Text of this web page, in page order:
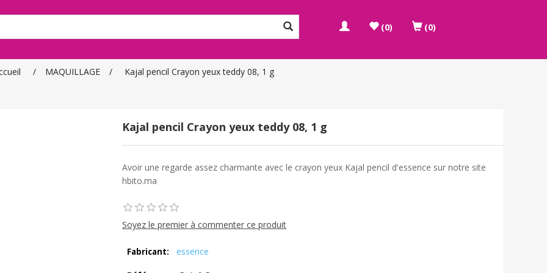
(0) (0)
/ MAQUILLAGE / Kajal pencil Crayon yeux teddy 08, 1 g
Kajal pencil Crayon yeux teddy 08, 1 g
Avoir une regarde assez charmante avec le crayon yeux Kajal pencil d'essence sur notre site
hbito.ma
Soyez le premier à commenter ce produit
Fabricant: essence